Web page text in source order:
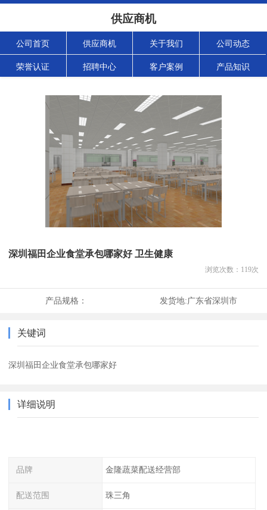
供应商机
公司首页 供应商机 关于我们 公司动态
荣誉认证 招聘中心 客户案例 产品知识
深圳福田企业食堂承包哪家好 卫生健康
浏览次数： 119次
产品规格： 发货地:广东省深圳市
关键词
深圳福田企业食堂承包哪家好
详细说明
品牌 金隆蔬菜配送经营部
配送范围 珠三角